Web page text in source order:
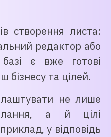
створення листа:
редактор або
є вже готові
бізнесу та цілей.
не лише
а й цілі
у відповідь